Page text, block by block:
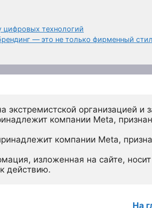
цифровых технологий
— это не только фирменный
экстремистской организацией и
компании Meta,
компании Meta,
изложенная на сайте,
действию.
На